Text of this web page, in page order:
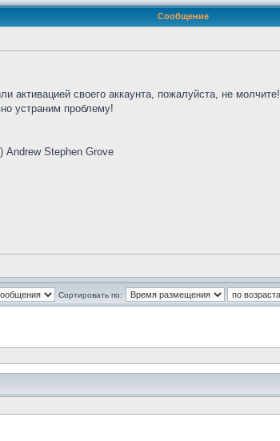
Сообщение
активацией своего аккаунта, пожалуйста, не молчите!
устраним проблему!
Andrew Stephen Grove
Сортировать по: